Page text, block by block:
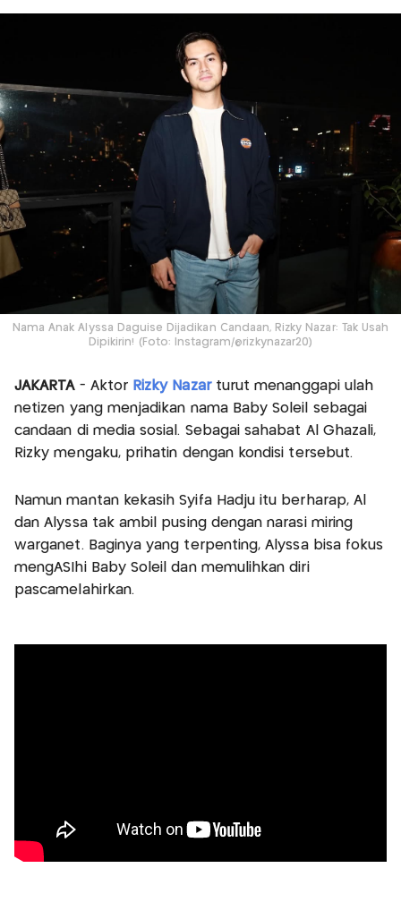
Nama Anak Alyssa Daguise Dijadikan Candaan, Rizky Nazar: Tak Usah
Dipikirin! (Foto: Instagram/@rizkynazar20)
JAKARTA - Aktor Rizky Nazarturut menanggapi ulah
netizen yang menjadikan nama Baby Soleil sebagai
candaan di media sosial. Sebagai sahabat Al Ghazali,
Rizky mengaku, prihatin dengan kondisi tersebut.
Namun mantan kekasih Syifa Hadju itu berharap, Al
dan Alyssa tak ambil pusing dengan narasi miring
warganet. Baginya yang terpenting, Alyssa bisa fokus
mengASIhi Baby Soleil dan memulihkan diri
pascamelahirkan.